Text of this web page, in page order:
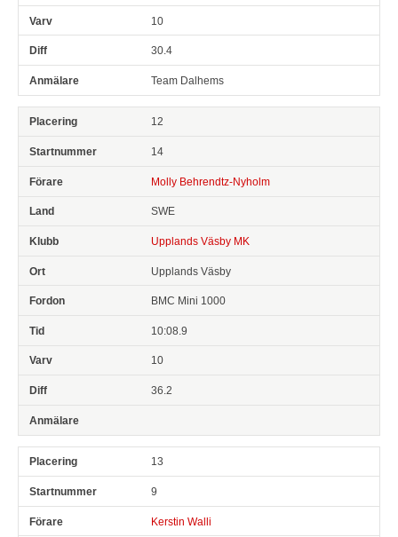
10
30.4
Team Dalhems
12
14
Molly Behrendtz-Nyholm
SWE
Upplands Väsby MK
Upplands Väsby
BMC Mini 1000
10:08.9
10
36.2
13
9
Kerstin Walli